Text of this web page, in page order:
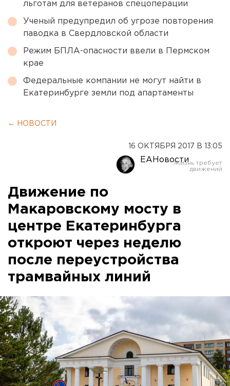
льготам для ветеранов спецоперации
Ученый предупредил об угрозе повторения
паводка в Свердловской области
Режим БПЛА-опасности ввели в Пермском
крае
Федеральные компании не могут найти в
Екатеринбурге земли под апартаменты
← НОВОСТИ
16 ОКТЯБРЯ 2017 В 13:05
ЕАНовости
Движение по
Макаровскому мосту в
центре Екатеринбурга
откроют через неделю
после переустройства
трамвайных линий